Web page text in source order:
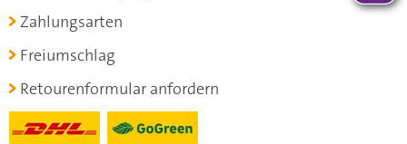
Zahlungsarten
Freiumschlag
Retourenformular anfordern